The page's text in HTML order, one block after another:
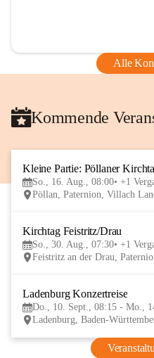
Alle
Kommende
Kleine Partie: Pöllaner
So., 16. Aug., 08:00 +1
Pöllan, Paternion, Villach
Kirchtag Feistritz/Drau
So., 30. Aug., 07:30 +1
Feistritz an der Drau,
Ladenburg Konzertreise
Do., 10. Sept., 08:15 - Mo.,
Ladenburg, Baden-